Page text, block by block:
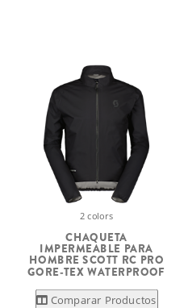
2 colors
CHAQUETA
IMPERMEABLE PARA
HOMBRE SCOTT RC PRO
GORE-TEX WATERPROOF
Comparar Productos